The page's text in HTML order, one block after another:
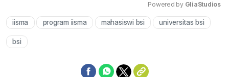
Mute
Powered by GliaStudios
iisma program iisma mahasiswi bsi universitas bsi
bsi